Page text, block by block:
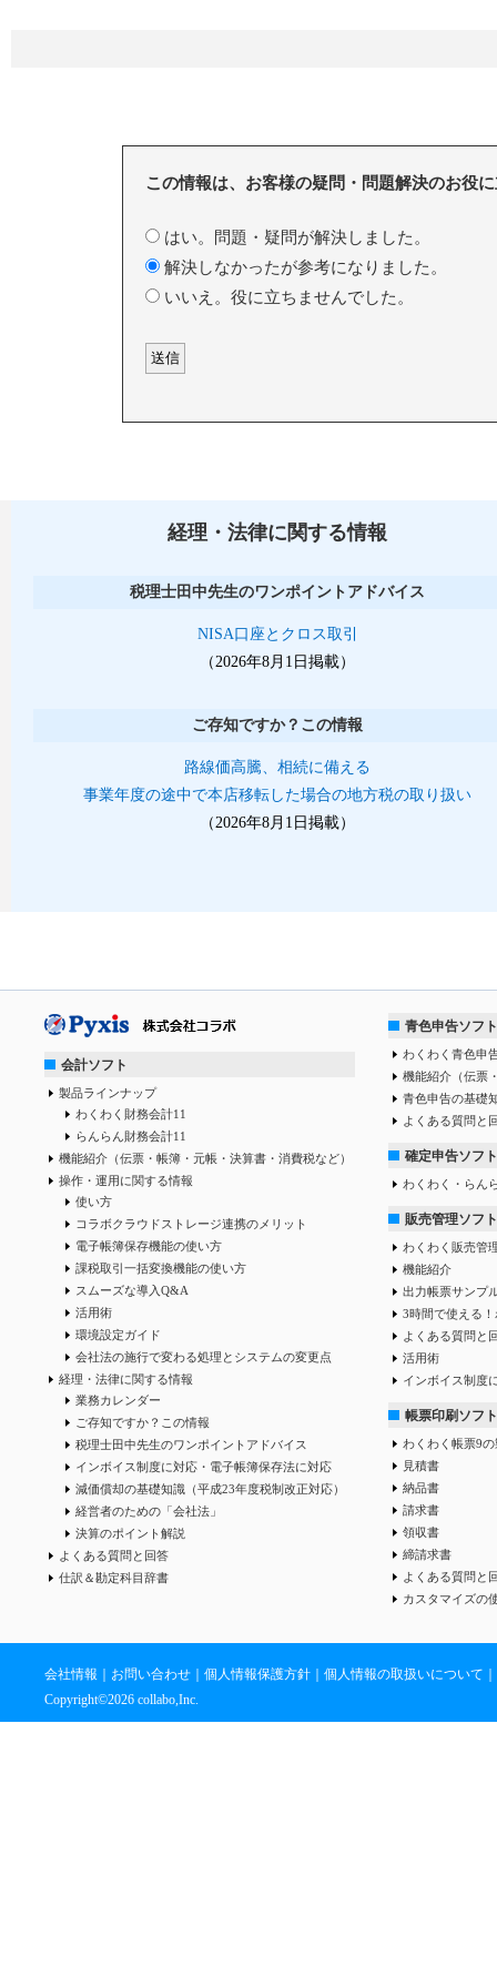
この情報は、お客様の疑問・問題解決のお役
はい。問題・疑問が解決しました。
解決しなかったが参考になりました。
いいえ。役に立ちませんでした。
経理・法律に関する情報
税理士田中先生のワンポイントアドバイス
NISA口座とクロス取引
（2026年8月1日掲載）
ご存知ですか？この情報
路線価高騰、相続に備える
事業年度の途中で本店移転した場合の地方税の取り扱い
（2026年8月1日掲載）
会計ソフト
製品ラインナップ
わくわく財務会計11
らんらん財務会計11
機能紹介（伝票・帳簿・元帳・決算書・消費税など）
操作・運用に関する情報
使い方
コラボクラウドストレージ連携のメリット
電子帳簿保存機能の使い方
課税取引一括変換機能の使い方
スムーズな導入Q&A
活用術
環境設定ガイド
会社法の施行で変わる処理とシステムの変更点
経理・法律に関する情報
業務カレンダー
ご存知ですか？この情報
税理士田中先生のワンポイントアドバイス
インボイス制度に対応・電子帳簿保存法に対応
減価償却の基礎知識（平成23年度税制改正対応）
経営者のための「会社法」
決算のポイント解説
よくある質問と回答
仕訳＆勘定科目辞書
青色申告ソフト
わくわく青色申
機能紹介（伝票
青色申告の基礎
よくある質問と
確定申告ソフト
わくわく・らん
販売管理ソフト
わくわく販売管
機能紹介
出力帳票サンプ
3時間で使える
よくある質問と
活用術
インボイス制度
帳票印刷ソフト
わくわく帳票9
見積書
納品書
請求書
領収書
締請求書
よくある質問と
カスタマイズの
会社情報 ｜ お問い合わせ ｜ 個人情報保護方針 ｜ 個人情報の取扱いについて ｜
Copyright©2026 collabo,Inc.